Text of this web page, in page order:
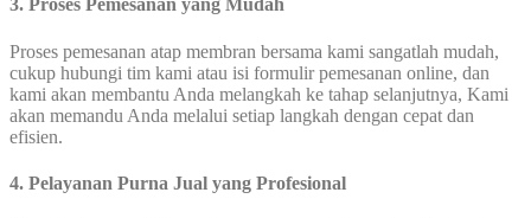
3. Proses Pemesanan yang Mudah
Proses pemesanan atap membran bersama kami sangatlah mudah,
cukup hubungi tim kami atau isi formulir pemesanan online, dan
kami akan membantu Anda melangkah ke tahap selanjutnya, Kami
akan memandu Anda melalui setiap langkah dengan cepat dan
efisien.
4. Pelayanan Purna Jual yang Profesional